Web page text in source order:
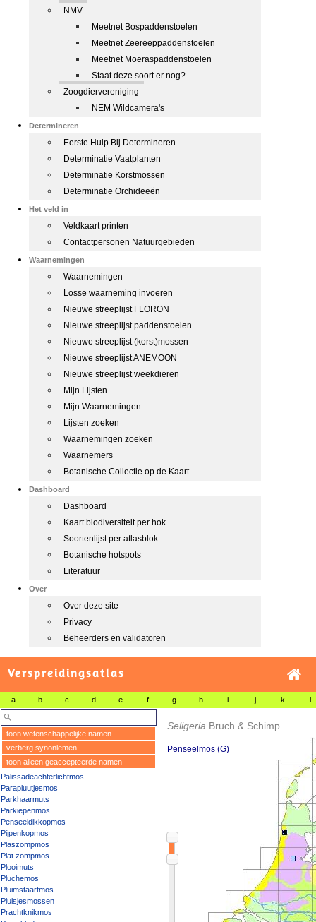
NMV
Meetnet Bospaddenstoelen
Meetnet Zeereeppaddenstoelen
Meetnet Moeraspaddenstoelen
Staat deze soort er nog?
Zoogdiervereniging
NEM Wildcamera's
Determineren
Eerste Hulp Bij Determineren
Determinatie Vaatplanten
Determinatie Korstmossen
Determinatie Orchideeën
Het veld in
Veldkaart printen
Contactpersonen Natuurgebieden
Waarnemingen
Waarnemingen
Losse waarneming invoeren
Nieuwe streeplijst FLORON
Nieuwe streeplijst paddenstoelen
Nieuwe streeplijst (korst)mossen
Nieuwe streeplijst ANEMOON
Nieuwe streeplijst weekdieren
Mijn Lijsten
Mijn Waarnemingen
Lijsten zoeken
Waarnemingen zoeken
Waarnemers
Botanische Collectie op de Kaart
Dashboard
Dashboard
Kaart biodiversiteit per hok
Soortenlijst per atlasblok
Botanische hotspots
Literatuur
Over
Over deze site
Privacy
Beheerders en validatoren
Verspreidingsatlas
a b c d e f g h i j k l
toon wetenschappelijke namen
verberg synoniemen
toon alleen geaccepteerde namen
Palissadeachterlichtmos
Parapluutjesmos
Parkhaarmuts
Parkiepenmos
Penseeldikkopmos
Pijpenkopmos
Plaszompmos
Plat zompmos
Plooimuts
Pluchemos
Pluimstaartmos
Pluisjesmossen
Prachtknikmos
Seligeria Bruch & Schimp.
Penseelmos (G)